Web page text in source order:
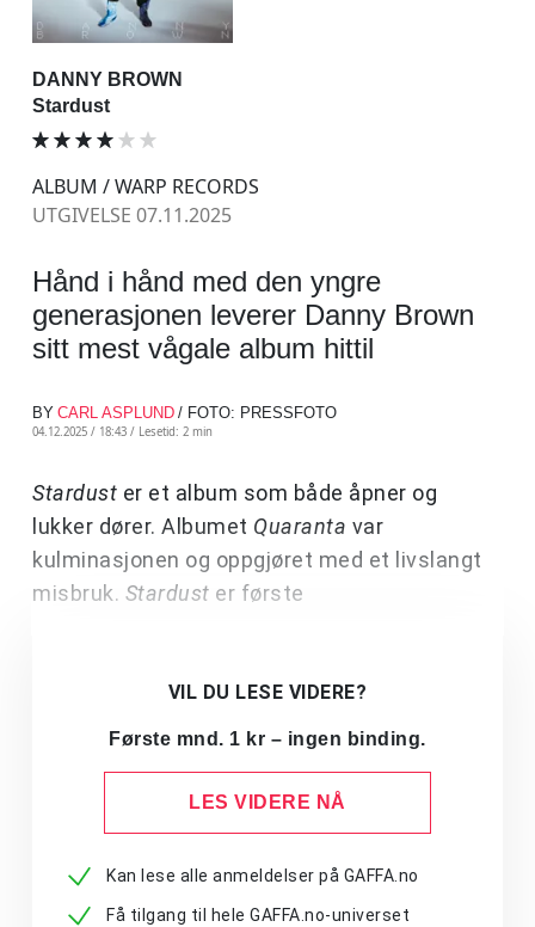
DANNY BROWN
Stardust
ALBUM / WARP RECORDS
UTGIVELSE 07.11.2025
Hånd i hånd med den yngre
generasjonen leverer Danny Brown
sitt mest vågale album hittil
BY CARL ASPLUND / FOTO: PRESSFOTO
04.12.2025 / 18:43 / Lesetid: 2 min
Stardust er et album som både åpner og
lukker dører. Albumet Quaranta var
kulminasjonen og oppgjøret med et livslangt
misbruk. Stardust er første
VIL DU LESE VIDERE?
Første mnd. 1 kr – ingen binding.
LES VIDERE NÅ
Kan lese alle anmeldelser på GAFFA.no
Få tilgang til hele GAFFA.no-universet